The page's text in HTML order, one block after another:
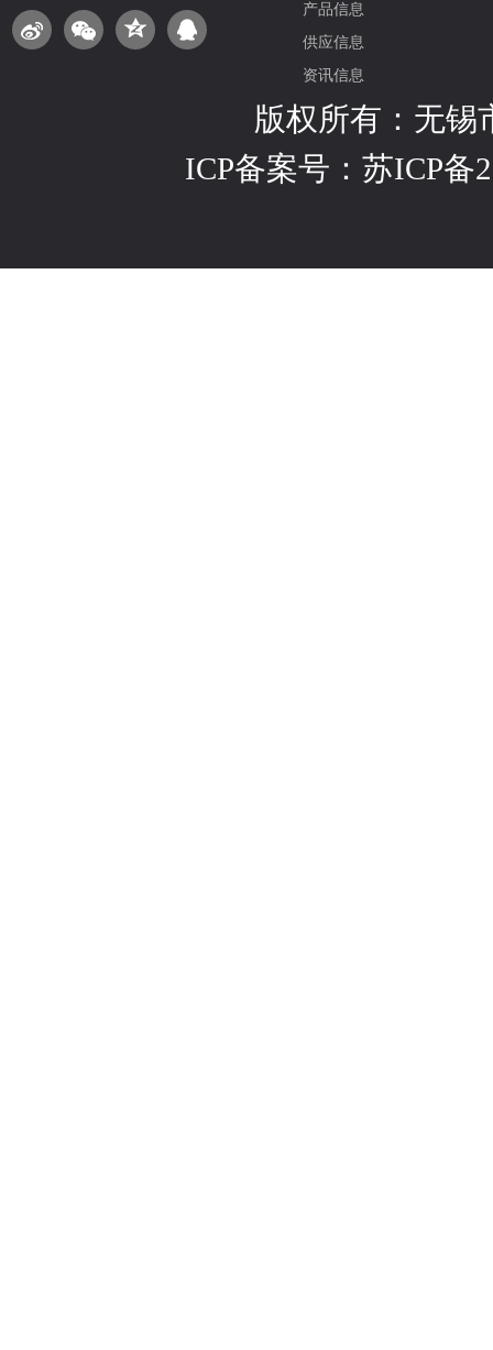
产品信息
供应信息
资讯信息
版权所有：无锡
ICP备案号： 苏ICP备